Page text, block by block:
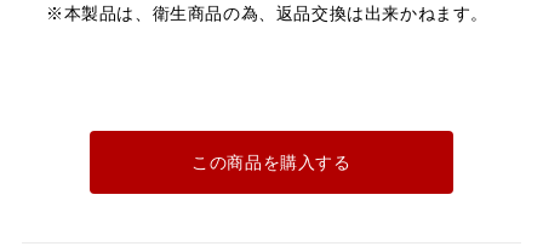
※本製品は、衛生商品の為、返品交換は出来かねます。
この商品を購入する